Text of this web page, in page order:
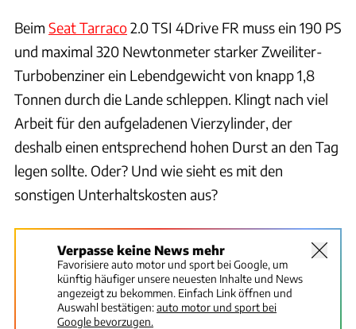
Beim Seat Tarraco2.0 TSI 4Drive FR muss ein 190 PS
und maximal 320 Newtonmeter starker Zweiliter-
Turbobenziner ein Lebendgewicht von knapp 1,8
Tonnen durch die Lande schleppen. Klingt nach viel
Arbeit für den aufgeladenen Vierzylinder, der
deshalb einen entsprechend hohen Durst an den Tag
legen sollte. Oder? Und wie sieht es mit den
sonstigen Unterhaltskosten aus?
Verpasse keine News mehr
Favorisiere auto motor und sport bei Google, um
künftig häufiger unsere neuesten Inhalte und News
angezeigt zu bekommen. Einfach Link öffnen und
Auswahl bestätigen:auto motor und sport bei
Google bevorzugen.